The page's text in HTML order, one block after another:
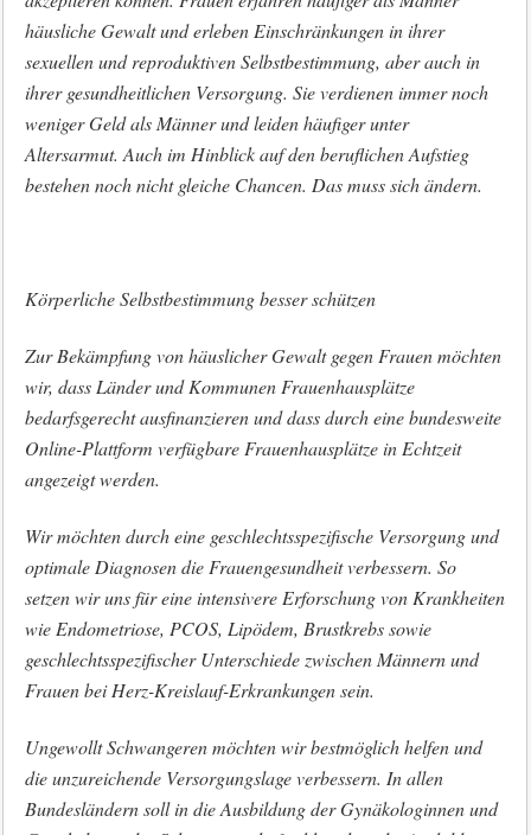
häusliche Gewalt und erleben Einschränkungen in ihrer
sexuellen und reproduktiven Selbstbestimmung, aber auch in
ihrer gesundheitlichen Versorgung. Sie verdienen immer noch
weniger Geld als Männer und leiden häufiger unter
Altersarmut. Auch im Hinblick auf den beruflichen Aufstieg
bestehen noch nicht gleiche Chancen. Das muss sich ändern.
Körperliche Selbstbestimmung besser schützen
Zur Bekämpfung von häuslicher Gewalt gegen Frauen möchten
wir, dass Länder und Kommunen Frauenhausplätze
bedarfsgerecht ausfinanzieren und dass durch eine bundesweite
Online-Plattform verfügbare Frauenhausplätze in Echtzeit
angezeigt werden.
Wir möchten durch eine geschlechtsspezifische Versorgung und
optimale Diagnosen die Frauengesundheit verbessern. So
setzen wir uns für eine intensivere Erforschung von Krankheiten
wie Endometriose, PCOS, Lipödem, Brustkrebs sowie
geschlechtsspezifischer Unterschiede zwischen Männern und
Frauen bei Herz-Kreislauf-Erkrankungen sein.
Ungewollt Schwangeren möchten wir bestmöglich helfen und
die unzureichende Versorgungslage verbessern. In allen
Bundesländern soll in die Ausbildung der Gynäkologinnen und